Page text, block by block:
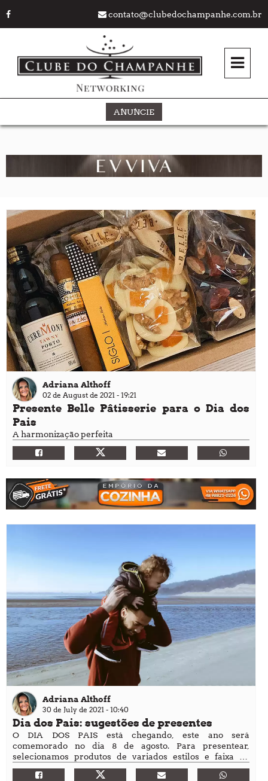
contato@clubedochampanhe.com.br
ANUNCIE
Adriana Althoff
02 de August de 2021 - 19:21
Presente Belle Pâtisserie para o Dia dos
Pais
A harmonização perfeita
Adriana Althoff
30 de July de 2021 - 10:40
Dia dos Pais: sugestões de presentes
O DIA DOS PAIS está chegando, este ano será
comemorado no dia 8 de agosto. Para presentear,
selecionamos produtos de variados estilos e faixa de
preço